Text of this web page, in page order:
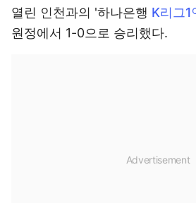
열린 인천과의 '하나은행 K리그1
원정에서 1-0으로 승리했다.